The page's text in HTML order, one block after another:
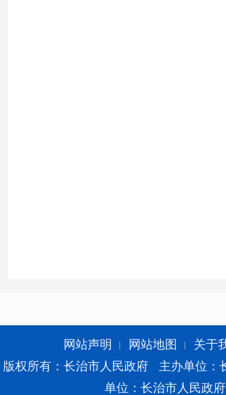
网站声明 网站地图
关于
版权所有：长治市人民政府 主办单位
单位：长治市人民政